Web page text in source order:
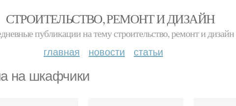
СТРОИТЕЛЬСТВО, РЕМОНТ И ДИЗАЙН
публикации на тему строительство, ремонт и дизайн
главная новости статьи
на шкафчики